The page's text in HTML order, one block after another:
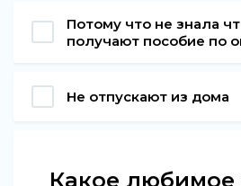
Потому что не знала
получают пособие по
Не отпускают из дома
Какое любимое